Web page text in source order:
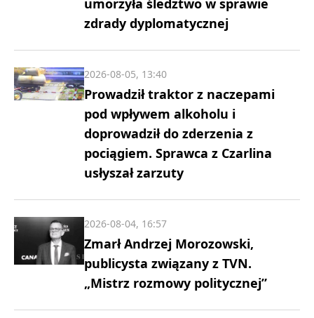
umorzyła śledztwo w sprawie
zdrady dyplomatycznej
Prowadził traktor z naczepami
pod wpływem alkoholu i
doprowadził do zderzenia z
pociągiem. Sprawca z Czarlina
usłyszał zarzuty
2026-08-05, 13:40
Zmarł Andrzej Morozowski,
publicysta związany z TVN.
„Mistrz rozmowy politycznej”
2026-08-04, 16:57